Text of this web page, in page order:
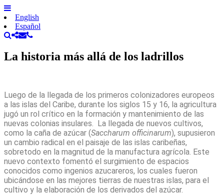
English
Español
La historia más allá de los ladrillos
Luego de la llegada de los primeros colonizadores europeos
a las islas del Caribe, durante los siglos 15 y 16, la agricultura
jugó un rol crítico en la formación y mantenimiento de las
nuevas colonias insulares. La llegada de nuevos cultivos,
como la caña de azúcar (Saccharum officinarum), supusieron
un cambio radical en el paisaje de las islas caribeñas,
sobretodo en la magnitud de la manufactura agrícola. Este
nuevo contexto fomentó el surgimiento de espacios
conocidos como ingenios azucareros, los cuales fueron
ubicándose en las mejores tierras de nuestras islas, para el
cultivo y la elaboración de los derivados del azúcar.